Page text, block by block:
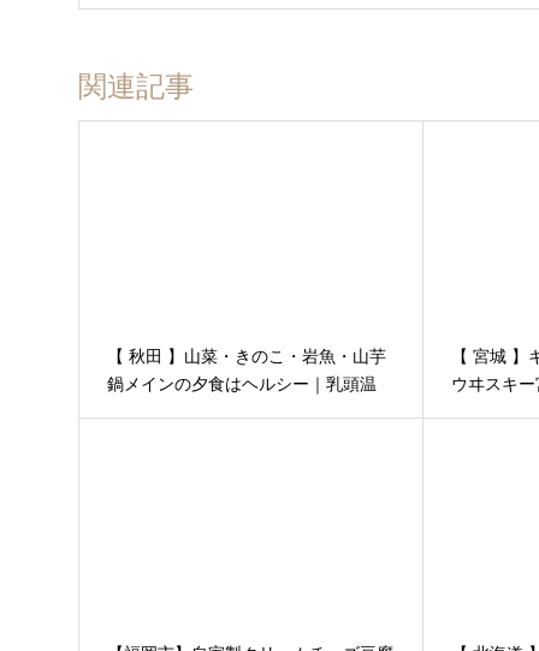
関連記事
【 秋田 】山菜・きのこ・岩魚・山芋
鍋メインの夕食はヘルシー｜乳頭温
【 宮城
ウヰスキ